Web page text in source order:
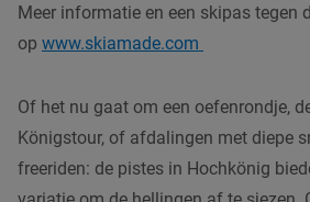
Meer informatie en een skipas tegen
op www.skiamade.com
Of het nu gaat om een oefenrondje,
Königstour, of afdalingen met diepe
freeriden: de pistes in Hochkönig